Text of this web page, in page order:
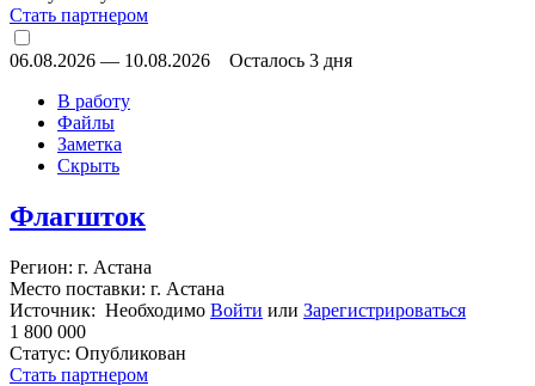
Стать партнером
06.08.2026 — 10.08.2026
Осталось 3 дня
В работу
Файлы
Заметка
Скрыть
Флагшток
Регион: г. Астана
Место поставки: г. Астана
Источник: Необходимо Войти или Зарегистрироваться
1 800 000
Статус: Опубликован
Стать партнером